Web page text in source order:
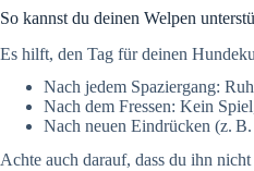
So kannst du deinen Welpen
Es hilft, den Tag für deinen
Nach jedem Spaziergang:
Nach dem Fressen: Kein
Nach neuen Eindrücken (z.
Achte auch darauf, dass du ihn